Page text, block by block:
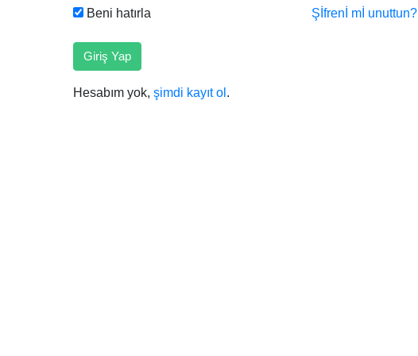
Beni hatırla Şİfrenİ mİ unuttun?
Giriş Yap
Hesabım yok, şimdi kayıt ol .